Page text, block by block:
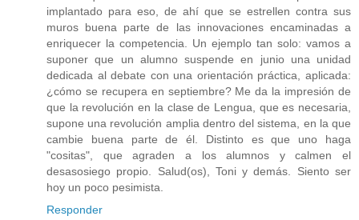
implantado para eso, de ahí que se estrellen contra sus
muros buena parte de las innovaciones encaminadas a
enriquecer la competencia. Un ejemplo tan solo: vamos a
suponer que un alumno suspende en junio una unidad
dedicada al debate con una orientación práctica, aplicada:
¿cómo se recupera en septiembre? Me da la impresión de
que la revolución en la clase de Lengua, que es necesaria,
supone una revolución amplia dentro del sistema, en la que
cambie buena parte de él. Distinto es que uno haga
"cositas", que agraden a los alumnos y calmen el
desasosiego propio. Salud(os), Toni y demás. Siento ser
hoy un poco pesimista.
Responder